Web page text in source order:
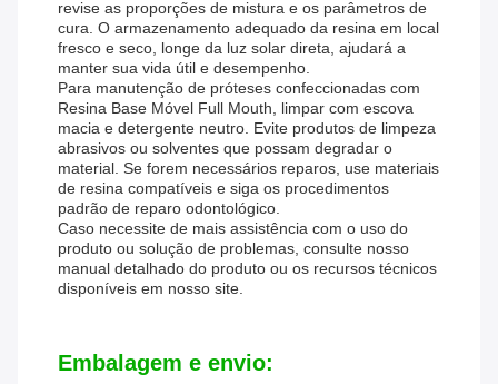
revise as proporções de mistura e os parâmetros de
cura. O armazenamento adequado da resina em local
fresco e seco, longe da luz solar direta, ajudará a
manter sua vida útil e desempenho.
Para manutenção de próteses confeccionadas com
Resina Base Móvel Full Mouth, limpar com escova
macia e detergente neutro. Evite produtos de limpeza
abrasivos ou solventes que possam degradar o
material. Se forem necessários reparos, use materiais
de resina compatíveis e siga os procedimentos
padrão de reparo odontológico.
Caso necessite de mais assistência com o uso do
produto ou solução de problemas, consulte nosso
manual detalhado do produto ou os recursos técnicos
disponíveis em nosso site.
Embalagem e envio: